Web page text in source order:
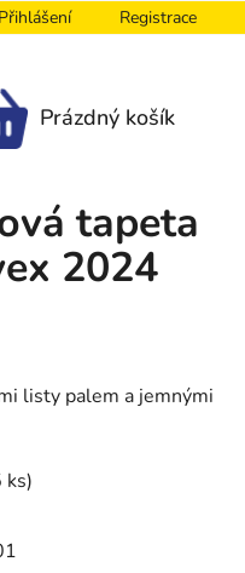
Přihlášení Registrace
Prázdný košík
tapeta
2024
listy palem a jemnými
ks)